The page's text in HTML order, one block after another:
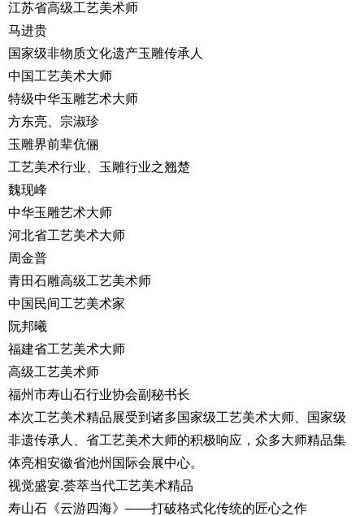
江苏省高级工艺美术师
马进贵
国家级非物质文化遗产玉雕传承人
中国工艺美术大师
特级中华玉雕艺术大师
方东亮、宗淑珍
玉雕界前辈伉俪
工艺美术行业、玉雕行业之翘楚
魏现峰
中华玉雕艺术大师
河北省工艺美术大师
周金普
青田石雕高级工艺美术师
中国民间工艺美术家
阮邦曦
福建省工艺美术大师
高级工艺美术师
福州市寿山石行业协会副秘书长
本次工艺美术精品展受到诸多国家级工艺美术大师、国家级
非遗传承人、省工艺美术大师的积极响应，众多大师精品集
体亮相安徽省池州国际会展中心。
视觉盛宴.荟萃当代工艺美术精品
寿山石《云游四海》——打破格式化传统的匠心之作